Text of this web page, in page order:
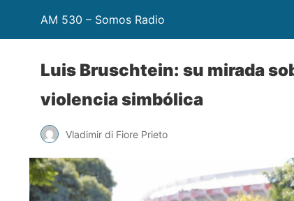
AM 530 – Somos Radio
Luis Bruschtein: su mirada
violencia simbólica
Vladimir di Fiore Prieto